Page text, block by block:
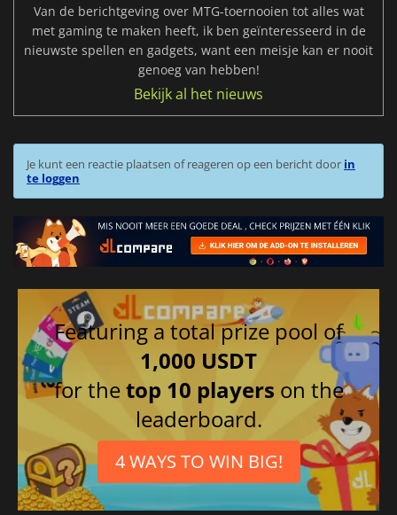
Van de berichtgeving over MTG-toernooien tot alles wat
met gaming te maken heeft, ik ben geïnteresseerd in de
nieuwste spellen en gadgets, want een meisje kan er nooit
genoeg van hebben!
Bekijk al het nieuws
Je kunt een reactie plaatsen of reageren op een bericht door in
te loggen
Featuring a total prize pool of
1,000 USDT
for thetop 10 players on the
leaderboard.
4 WAYS TO WIN BIG!